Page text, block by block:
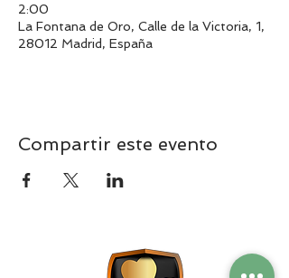
2:00
La Fontana de Oro, Calle de la Victoria, 1,
28012 Madrid, España
Compartir este evento